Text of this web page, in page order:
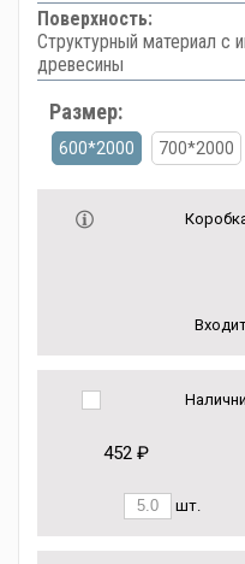
Поверхность:
Структурный материал с
древесины
Размер:
600*2000 700*2000
452 ₽
шт.